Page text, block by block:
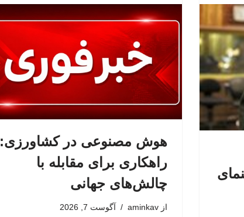
هوش مصنوعی در کشاورزی:
راهکاری برای مقابله با
چالش‌های جهانی
از aminkav آگوست 7, 2026